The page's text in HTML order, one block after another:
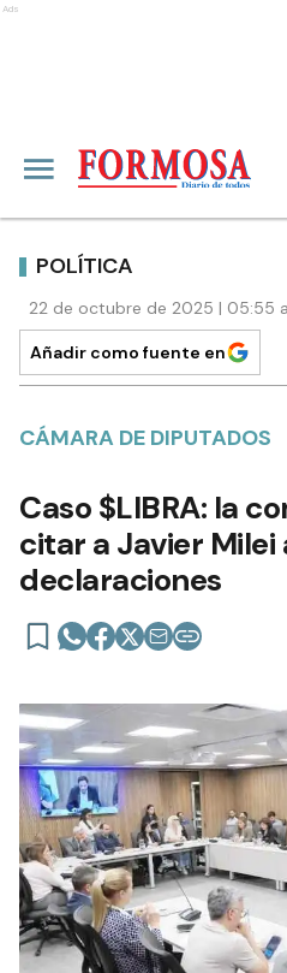
Ads
POLÍTICA
22 de octubre de 2025 | 05:55
Añadir como fuente en
CÁMARA DE DIPUTADOS
Caso $LIBRA: la
citar a Javier
declaraciones